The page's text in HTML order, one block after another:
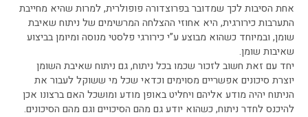
אחת הסיבות לכך שמדובר בפרוצדורה פופולרית, למרות שהיא מחייבת
התערבות כירורגית, היא אחוזי ההצלחה המרשימים של ניתוח שאיבת
שומן, ובמיוחד כשהוא מבוצע ע”י כירורגי פלסטי מנוסה ומיומן בביצוע
שאיבות שומן.
יחד עם זאת חשוב לזכור שכמו בכל ניתוח, גם ניתוח שאיבת השומן
יוצרת סיכונים אפשריים מסוימים וכדאי שכל מי ששוקל לעבור את
הניתוח יהיה מודע אליהם ויחליט באופן מודע ומושכל האם ברצונו אכן
להיכנס לחדר ניתוח, כשהוא יודע גם מהם הסיכויים וגם מהם הסיכונים.